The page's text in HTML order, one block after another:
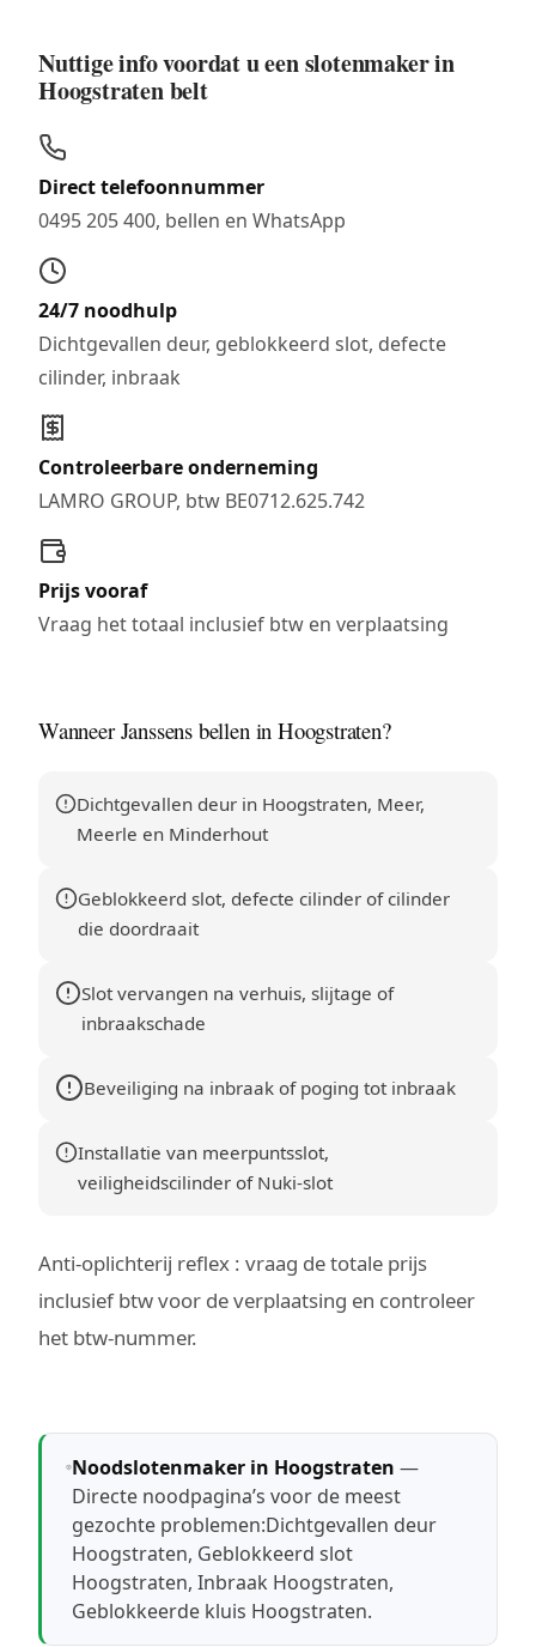
Nuttige info voordat u een slotenmaker in
Hoogstraten belt
Direct telefoonnummer
0495 205 400, bellen en WhatsApp
24/7 noodhulp
Dichtgevallen deur, geblokkeerd slot, defecte
cilinder, inbraak
Controleerbare onderneming
LAMRO GROUP, btw BE0712.625.742
Prijs vooraf
Vraag het totaal inclusief btw en verplaatsing
Wanneer Janssens bellen in Hoogstraten?
Dichtgevallen deur in Hoogstraten, Meer,
Meerle en Minderhout
Geblokkeerd slot, defecte cilinder of cilinder
die doordraait
Slot vervangen na verhuis, slijtage of
inbraakschade
Beveiliging na inbraak of poging tot inbraak
Installatie van meerpuntsslot,
veiligheidscilinder of Nuki-slot
Anti-oplichterij reflex : vraag de totale prijs
inclusief btw voor de verplaatsing en controleer
het btw-nummer.
Noodslotenmaker in Hoogstraten —
Directe noodpagina’s voor de meest
gezochte problemen:Dichtgevallen deur
Hoogstraten, Geblokkeerd slot
Hoogstraten, Inbraak Hoogstraten,
Geblokkeerde kluis Hoogstraten.